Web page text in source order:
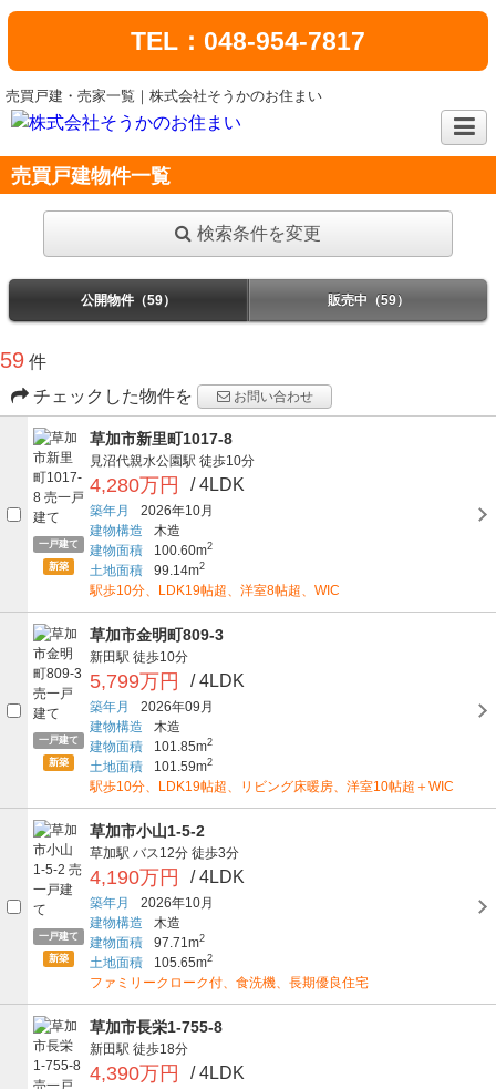
TEL：048-954-7817
売買戸建・売家一覧｜株式会社そうかのお住まい
売買戸建物件一覧
検索条件を変更
公開物件（59） 販売中（59）
59 件
チェックした物件を
お問い合わせ
一戸建て
新築
草加市新里町1017-8
見沼代親水公園駅 徒歩10分
4,280万円 / 4LDK
築年月
2026年10月
建物構造
木造
建物面積
100.60m2
土地面積 99.14m2
駅歩10分、LDK19帖超、洋室8帖超、WIC
一戸建て
新築
草加市金明町809-3
新田駅 徒歩10分
5,799万円 / 4LDK
築年月
2026年09月
建物構造
木造
建物面積
101.85m2
土地面積 101.59m2
駅歩10分、LDK19帖超、リビング床暖房、洋室10帖超＋WIC
一戸建て
新築
草加市小山1-5-2
草加駅 バス12分 徒歩3分
4,190万円 / 4LDK
築年月
2026年10月
建物構造
木造
建物面積
97.71m2
土地面積 105.65m2
ファミリークローク付、食洗機、長期優良住宅
草加市長栄1-755-8
新田駅 徒歩18分
4,390万円 / 4LDK